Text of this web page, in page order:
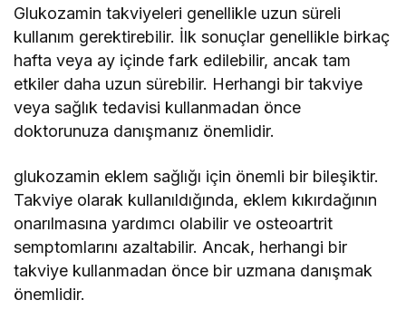
Glukozamin takviyeleri genellikle uzun süreli
kullanım gerektirebilir. İlk sonuçlar genellikle birkaç
hafta veya ay içinde fark edilebilir, ancak tam
etkiler daha uzun sürebilir. Herhangi bir takviye
veya sağlık tedavisi kullanmadan önce
doktorunuza danışmanız önemlidir.
glukozamin eklem sağlığı için önemli bir bileşiktir.
Takviye olarak kullanıldığında, eklem kıkırdağının
onarılmasına yardımcı olabilir ve osteoartrit
semptomlarını azaltabilir. Ancak, herhangi bir
takviye kullanmadan önce bir uzmana danışmak
önemlidir.